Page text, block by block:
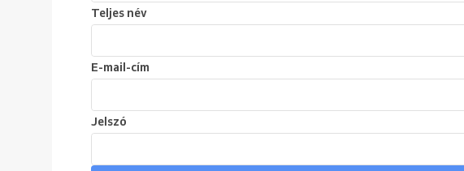
Teljes név
E-mail-cím
Jelszó